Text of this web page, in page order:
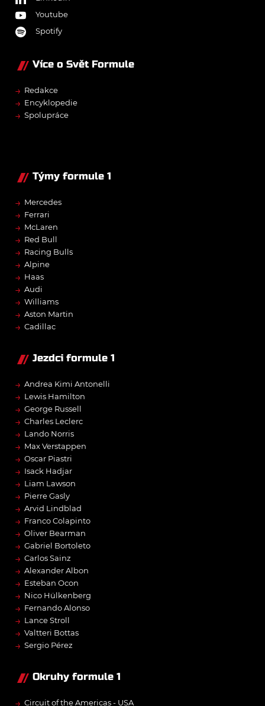
Youtube
Spotify
Více o Svět Formule
→ Redakce
→ Encyklopedie
→ Spolupráce
Týmy formule 1
→ Mercedes
→ Ferrari
→ McLaren
→ Red Bull
→ Racing Bulls
→ Alpine
→ Haas
→ Audi
→ Williams
→ Aston Martin
→ Cadillac
Jezdci formule 1
→ Andrea Kimi Antonelli
→ Lewis Hamilton
→ George Russell
→ Charles Leclerc
→ Lando Norris
→ Max Verstappen
→ Oscar Piastri
→ Isack Hadjar
→ Liam Lawson
→ Pierre Gasly
→ Arvid Lindblad
→ Franco Colapinto
→ Oliver Bearman
→ Gabriel Bortoleto
→ Carlos Sainz
→ Alexander Albon
→ Esteban Ocon
→ Nico Hülkenberg
→ Fernando Alonso
→ Lance Stroll
→ Valtteri Bottas
→ Sergio Pérez
Okruhy formule 1
→ Circuit of the Americas - USA